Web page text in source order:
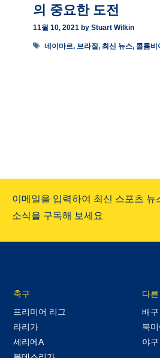
의 중요한 도전
11월 10, 2021 by Stuart Wilkin
Tags
네이마르, 브라질, 최신 뉴스, 콜롬비
이메일을 입력하여 최신 스포츠 뉴
소식을 구독해 보세요
축구
프리미어 리그
라리가
세리에A
다
배구
북
야구